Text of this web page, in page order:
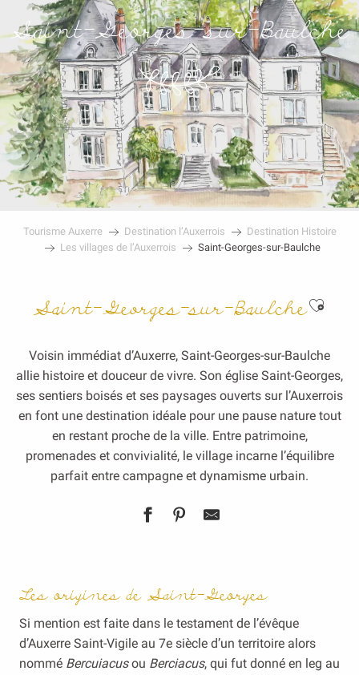
Saint-Georges-sur-Baulche
Tourisme Auxerre Destination l’Auxerrois
Destination Histoire
Les villages de l’Auxerrois
Saint-Georges-sur-Baulche
Saint-Georges-sur-Baulche
Voisin immédiat d’Auxerre, Saint-Georges-sur-Baulche
allie histoire et douceur de vivre. Son église Saint-Georges,
ses sentiers boisés et ses paysages ouverts sur l’Auxerrois
en font une destination idéale pour une pause nature tout
en restant proche de la ville. Entre patrimoine,
promenades et convivialité, le village incarne l’équilibre
parfait entre campagne et dynamisme urbain.
Les origines de Saint-Georges
Si mention est faite dans le testament de l’évêque
d’Auxerre Saint-Vigile au 7e siècle d’un territoire alors
nommé Bercuiacusou Berciacus, qui fut donné en leg au